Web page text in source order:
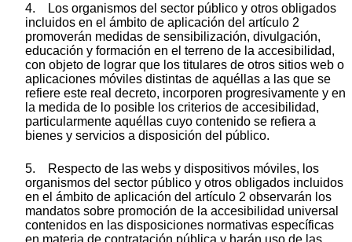
4. Los organismos del sector público y otros obligados
incluidos en el ámbito de aplicación del artículo 2
promoverán medidas de sensibilización, divulgación,
educación y formación en el terreno de la accesibilidad,
con objeto de lograr que los titulares de otros sitios web o
aplicaciones móviles distintas de aquéllas a las que se
refiere este real decreto, incorporen progresivamente y en
la medida de lo posible los criterios de accesibilidad,
particularmente aquéllas cuyo contenido se refiera a
bienes y servicios a disposición del público.
5. Respecto de las webs y dispositivos móviles, los
organismos del sector público y otros obligados incluidos
en el ámbito de aplicación del artículo 2 observarán los
mandatos sobre promoción de la accesibilidad universal
contenidos en las disposiciones normativas específicas
en materia de contratación pública y harán uso de las